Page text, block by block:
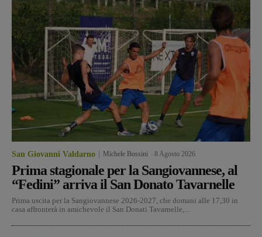
San Giovanni Valdarno Michele Bossini 8 Agosto 2026
Prima stagionale per la Sangiovannese, al
“Fedini” arriva il San Donato Tavarnelle
Prima uscita per la Sangiovannese 2026-2027, che domani alle 17,30 in
casa affronterà in amichevole il San Donati Tavarnelle,...